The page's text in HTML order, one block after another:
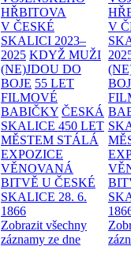
HŘBITOVA
V ČESKÉ
SKALICI 2023–
2025 KDYŽ MUŽI
(NE)JDOU DO
BOJE 55 LET
FILMOVÉ
BABIČKY ČESKÁ
SKALICE 450 LET
MĚSTEM STÁLÁ
EXPOZICE
VĚNOVANÁ
BITVĚ U ČESKÉ
SKALICE 28. 6.
1866
Zobrazit všechny
záznamy ze dne
V